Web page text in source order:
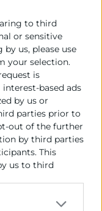
to third
or sensitive
us, please use
your selection.
is
based ads
by us or
parties prior to
out of the further
by third parties
This
us to third
labor de cajero,
para realizar
el
con la